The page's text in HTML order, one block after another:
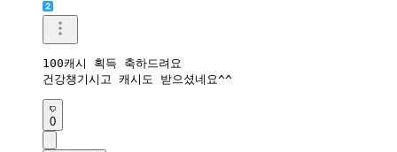
100캐시 획득 축하드려요
건강챙기시고 캐시도 받으셨네요^^
0